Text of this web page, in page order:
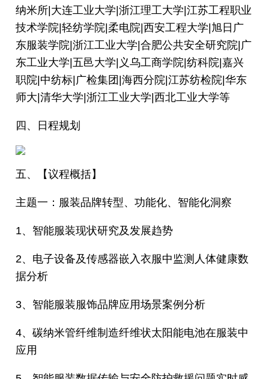
纳米所|大连工业大学|浙江理工大学|江苏工程职业
技术学院|轻纺学院|柔电院|西安工程大学|旭日广
东服装学院|浙江工业大学|合肥公共安全研究院|广
东工业大学|五邑大学|义乌工商学院|纺科院|嘉兴
职院|中纺标|广检集团|海西分院|江苏纺检院|华东
师大|清华大学|浙江工业大学|西北工业大学等
四、日程规划
五、【议程概括】
主题一：服装品牌转型、功能化、智能化洞察
1、智能服装现状研究及发展趋势
2、电子设备及传感器嵌入衣服中监测人体健康数
据分析
3、智能服装服饰品牌应用场景案例分析
4、碳纳米管纤维制造纤维状太阳能电池在服装中
应用